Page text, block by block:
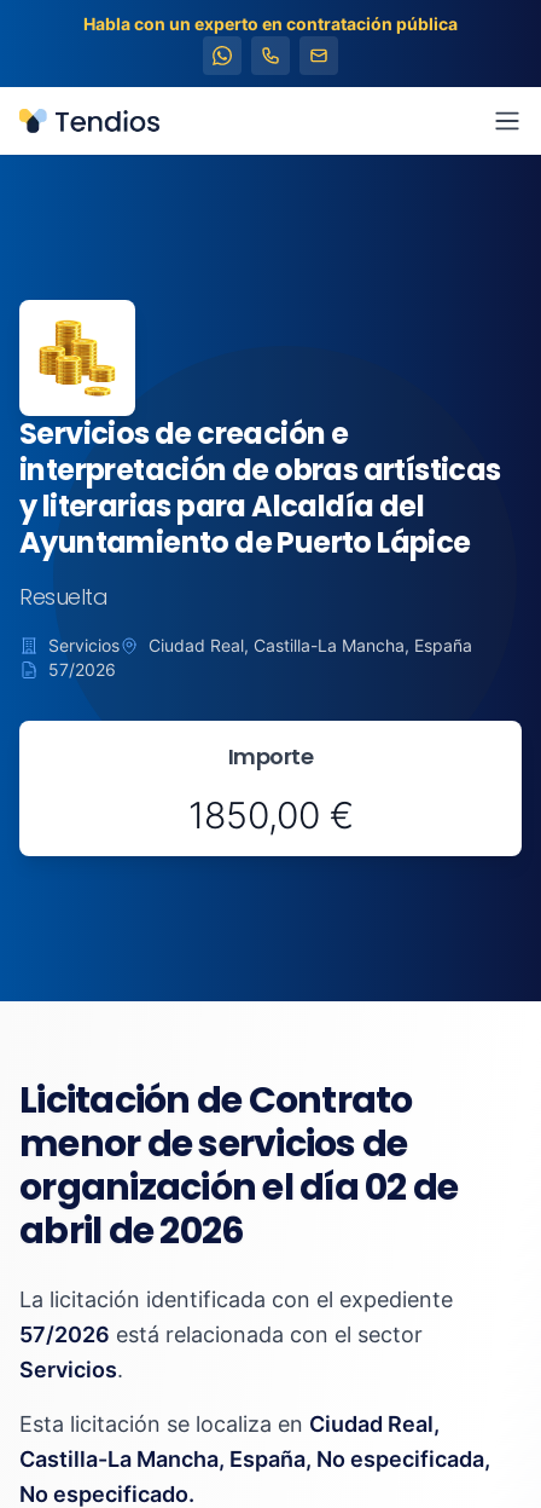
Habla con un experto en contratación pública
Tendios
Servicios de creación e
interpretación de obras artísticas
y literarias para Alcaldía del
Ayuntamiento de Puerto Lápice
Resuelta
Servicios
Ciudad Real, Castilla-La Mancha, España
57/2026
Importe
1850,00 €
Licitación de Contrato
menor de servicios de
organización el día 02 de
abril de 2026
La licitación identificada con el expediente
57/2026 está relacionada con el sector
Servicios.
Esta licitación se localiza en Ciudad Real,
Castilla-La Mancha, España, No especificada,
No especificado.